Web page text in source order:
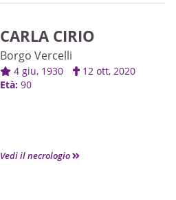
CARLA CIRIO
Borgo Vercelli
4 giu, 1930
12 ott, 2020
Età: 90
Vedi il necrologio